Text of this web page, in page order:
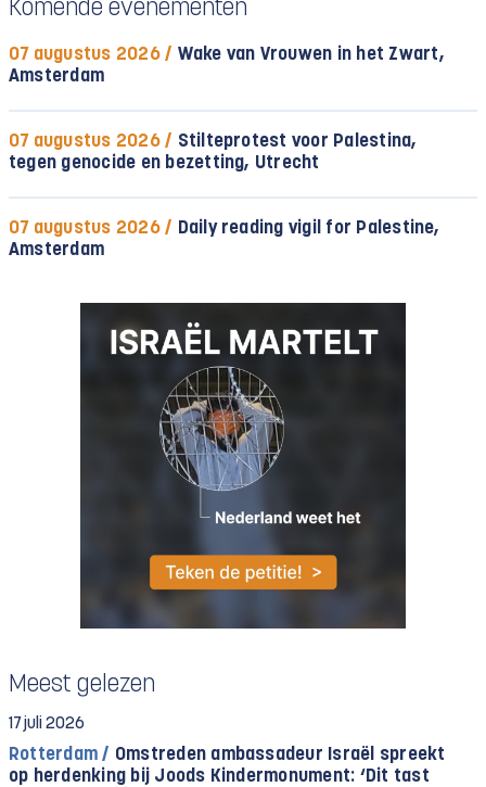
Komende evenementen
07 augustus 2026 / Wake van Vrouwen in het Zwart,
Amsterdam
07 augustus 2026 / Stilteprotest voor Palestina,
tegen genocide en bezetting, Utrecht
07 augustus 2026 / Daily reading vigil for Palestine,
Amsterdam
Meest gelezen
17 juli 2026
Rotterdam / Omstreden ambassadeur Israël spreekt
op herdenking bij Joods Kindermonument: ‘Dit tast